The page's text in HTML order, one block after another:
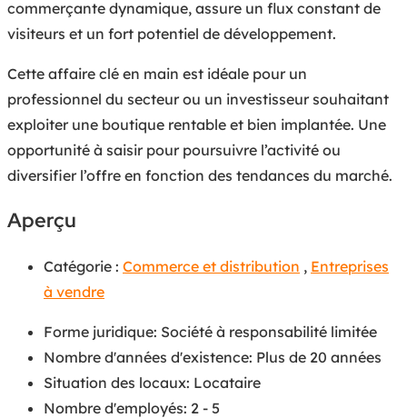
commerçante dynamique, assure un flux constant de
visiteurs et un fort potentiel de développement.
Cette affaire clé en main est idéale pour un
professionnel du secteur ou un investisseur souhaitant
exploiter une boutique rentable et bien implantée. Une
opportunité à saisir pour poursuivre l’activité ou
diversifier l’offre en fonction des tendances du marché.
Aperçu
Catégorie : Commerce et distribution , Entreprises
à vendre
Forme juridique: Société à responsabilité limitée
Nombre d'années d'existence: Plus de 20 années
Situation des locaux: Locataire
Nombre d'employés: 2 - 5